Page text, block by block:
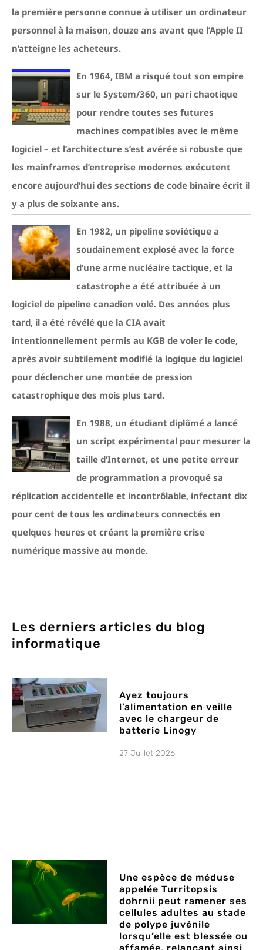
la première personne connue à utiliser un ordinateur
personnel à la maison, douze ans avant que l’Apple II
n’atteigne les acheteurs.
En 1964, IBM a risqué tout son empire
sur le System/360, un pari chaotique
pour rendre toutes ses futures
machines compatibles avec le même
logiciel – et l’architecture s’est avérée si robuste que
les mainframes d’entreprise modernes exécutent
encore aujourd’hui des sections de code binaire écrit il
y a plus de soixante ans.
En 1982, un pipeline soviétique a
soudainement explosé avec la force
d’une arme nucléaire tactique, et la
catastrophe a été attribuée à un
logiciel de pipeline canadien volé. Des années plus
tard, il a été révélé que la CIA avait
intentionnellement permis au KGB de voler le code,
après avoir subtilement modifié la logique du logiciel
pour déclencher une montée de pression
catastrophique des mois plus tard.
En 1988, un étudiant diplômé a lancé
un script expérimental pour mesurer la
taille d’Internet, et une petite erreur
de programmation a provoqué sa
réplication accidentelle et incontrôlable, infectant dix
pour cent de tous les ordinateurs connectés en
quelques heures et créant la première crise
numérique massive au monde.
Les derniers articles du blog
informatique
Ayez toujours
l’alimentation en veille
avec le chargeur de
batterie Linogy
27 Juillet 2026
Une espèce de méduse
appelée Turritopsis
dohrnii peut ramener ses
cellules adultes au stade
de polype juvénile
lorsqu’elle est blessée ou